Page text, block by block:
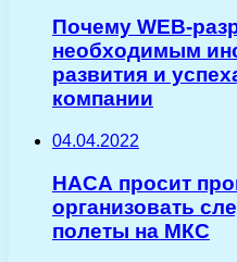
Почему WEB-
необходимым
развития и
компании
04.04.2022
НАСА просит
организовать
полеты на МКС